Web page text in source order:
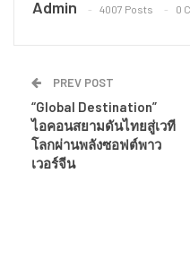
Admin 4007 Posts 0
PREV POST
“Global Destination”
ไอคอนสยามดันไทยสู่เวที
โลกผ่านพลังซอฟต์พาว
เวอร์จีน